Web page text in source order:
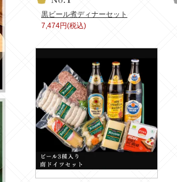
黒ビール煮ディナーセット
7,474円(税込)